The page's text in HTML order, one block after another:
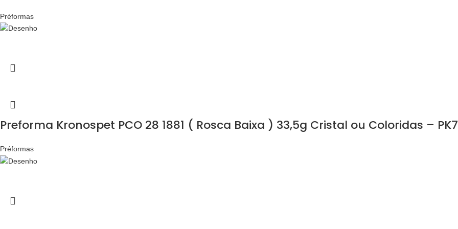
Préformas
Preforma Kronospet PCO 28 1881 ( Rosca Baixa ) 33,5g Cristal ou Coloridas –
Préformas